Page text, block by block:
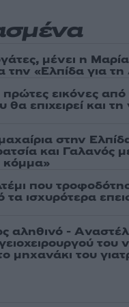
μένει η
την «Ελπίδα για
εικόνες
επιχειρεί και
στην
και Γαλανός
κόμμα»
που
τα ισχυρότερα
αληθινό -
του
μηχανάκι του